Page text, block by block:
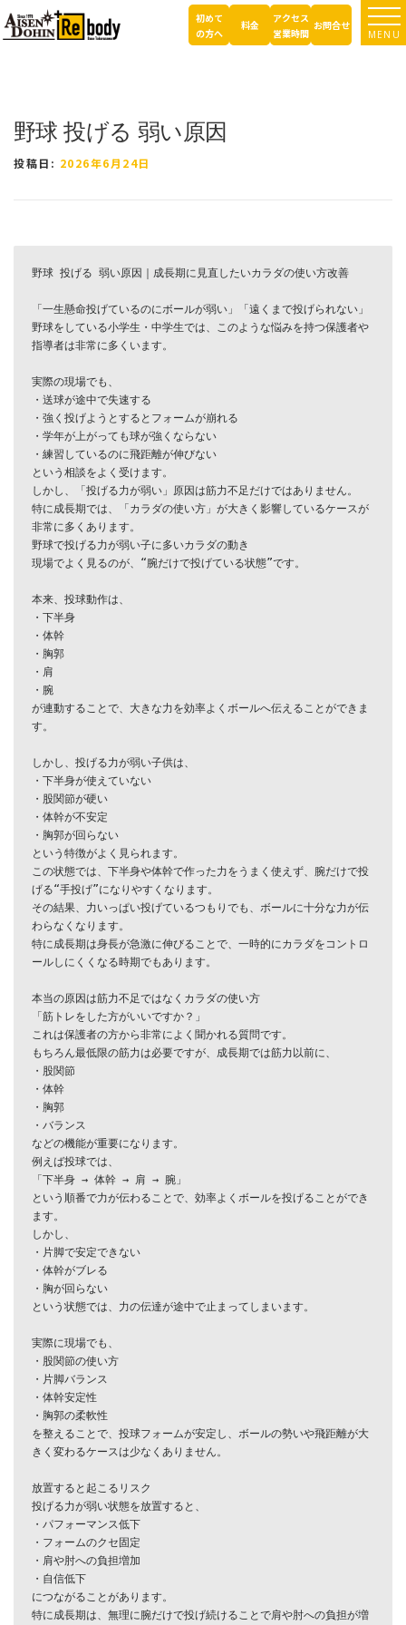
ン
テ
初めて
の方へ
料金
アクセス
営業時間
お問合せ
MENU
TOP ブログ ｜ 所沢市の因泥接骨院 症例報告 野球 投げる 弱い原因
野球 投げる 弱い原因
投稿日: 2026年6月24日
野球 投げる 弱い原因｜成長期に見直したいカラダの使い方改善
「一生懸命投げているのにボールが弱い」「遠くまで投げられない」
野球をしている小学生・中学生では、このような悩みを持つ保護者や
指導者は非常に多くいます。
実際の現場でも、
・送球が途中で失速する
・強く投げようとするとフォームが崩れる
・学年が上がっても球が強くならない
・練習しているのに飛距離が伸びない
という相談をよく受けます。
しかし、「投げる力が弱い」原因は筋力不足だけではありません。
特に成長期では、「カラダの使い方」が大きく影響しているケースが
非常に多くあります。
野球で投げる力が弱い子に多いカラダの動き
現場でよく見るのが、“腕だけで投げている状態”です。
本来、投球動作は、
・下半身
・体幹
・胸郭
・肩
・腕
が連動することで、大きな力を効率よくボールへ伝えることができま
す。
しかし、投げる力が弱い子供は、
・下半身が使えていない
・股関節が硬い
・体幹が不安定
・胸郭が回らない
という特徴がよく見られます。
この状態では、下半身や体幹で作った力をうまく使えず、腕だけで投
げる“手投げ”になりやすくなります。
その結果、力いっぱい投げているつもりでも、ボールに十分な力が伝
わらなくなります。
特に成長期は身長が急激に伸びることで、一時的にカラダをコントロ
ールしにくくなる時期でもあります。
本当の原因は筋力不足ではなくカラダの使い方
「筋トレをした方がいいですか？」
これは保護者の方から非常によく聞かれる質問です。
もちろん最低限の筋力は必要ですが、成長期では筋力以前に、
・股関節
・体幹
・胸郭
・バランス
などの機能が重要になります。
例えば投球では、
「下半身 → 体幹 → 肩 → 腕」
という順番で力が伝わることで、効率よくボールを投げることができ
ます。
しかし、
・片脚で安定できない
・体幹がブレる
・胸が回らない
という状態では、力の伝達が途中で止まってしまいます。
実際に現場でも、
・股関節の使い方
・片脚バランス
・体幹安定性
・胸郭の柔軟性
を整えることで、投球フォームが安定し、ボールの勢いや飛距離が大
きく変わるケースは少なくありません。
放置すると起こるリスク
投げる力が弱い状態を放置すると、
・パフォーマンス低下
・フォームのクセ固定
・肩や肘への負担増加
・自信低下
につながることがあります。
特に成長期は、無理に腕だけで投げ続けることで肩や肘への負担が増